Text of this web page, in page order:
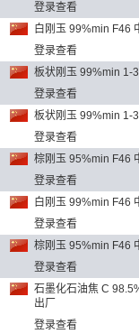
登录查看
白刚玉 99%min F46
登录查看
板状刚玉 99%min 1-
登录查看
板状刚玉 99%min 1-
登录查看
棕刚玉 95%min F46
登录查看
白刚玉 99%min F46
登录查看
棕刚玉 95%min F46
登录查看
石墨化石油焦 C
出厂
登录查看